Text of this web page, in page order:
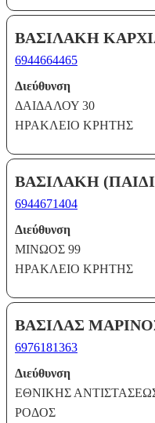
ΒΑΣΙΛΑΚΗ
6944664465
Διεύθυνση
ΔΑΙΔΑΛΟΥ 30
ΗΡΑΚΛΕΙΟ ΚΡΗΤΗΣ
ΒΑΣΙΛΑΚΗ
6944671404
Διεύθυνση
ΜΙΝΩΟΣ 99
ΗΡΑΚΛΕΙΟ ΚΡΗΤΗΣ
ΒΑΣΙΛΑΣ
6976181363
Διεύθυνση
ΕΘΝΙΚΗΣ
ΡΟΔΟΣ